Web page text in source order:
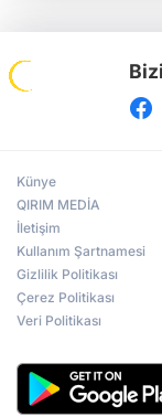
Künye
QIRIM MEDİA
İletişim
Kullanım Şartnamesi
Gizlilik Politikası
Çerez Politikası
Veri Politikası